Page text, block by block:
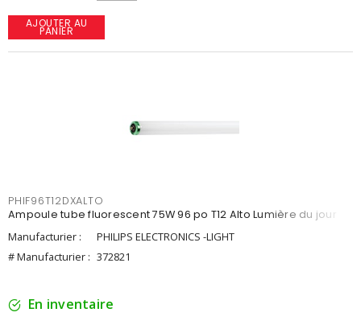
AJOUTER AU
PANIER
PHIF96T12DXALTO
Ampoule tube fluorescent 75W 96 po T12 Alto Lumière du jour
Manufacturier :
PHILIPS ELECTRONICS -LIGHT
# Manufacturier : 372821
En inventaire